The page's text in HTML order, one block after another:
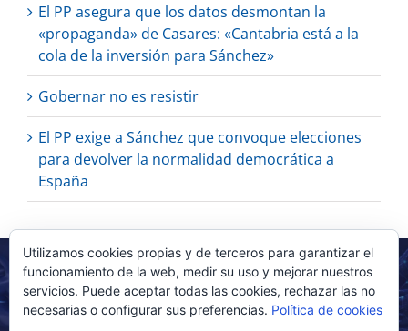
El PP asegura que los datos desmontan la
«propaganda» de Casares: «Cantabria está a la
cola de la inversión para Sánchez»
Gobernar no es resistir
El PP exige a Sánchez que convoque elecciones
para devolver la normalidad democrática a
España
Utilizamos cookies propias y de terceros para garantizar el
funcionamiento de la web, medir su uso y mejorar nuestros
servicios. Puede aceptar todas las cookies, rechazar las no
necesarias o configurar sus preferencias. Política de cookies